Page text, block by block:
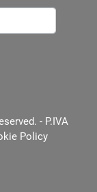
- P.IVA
Policy